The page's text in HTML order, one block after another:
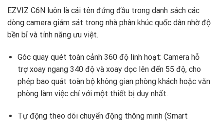
EZVIZ C6N luôn là cái tên đứng đầu trong danh sách các
dòng camera giám sát trong nhà phân khúc quốc dân nhờ độ
bền bỉ và tính năng ưu việt.
Góc quay quét toàn cảnh 360 độ linh hoạt: Camera hỗ
trợ xoay ngang 340 độ và xoay dọc lên đến 55 độ, cho
phép bao quát toàn bộ không gian phòng khách hoặc văn
phòng làm việc chỉ với một thiết bị duy nhất.
Tự động theo dõi chuyển động thông minh (Smart